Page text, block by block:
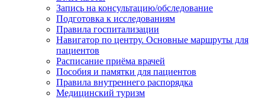
Запись на консультацию/обследование
Подготовка к исследованиям
Правила госпитализации
Навигатор по центру. Основные маршруты для
пациентов
Расписание приёма врачей
Пособия и памятки для пациентов
Правила внутреннего распорядка
Медицинский туризм